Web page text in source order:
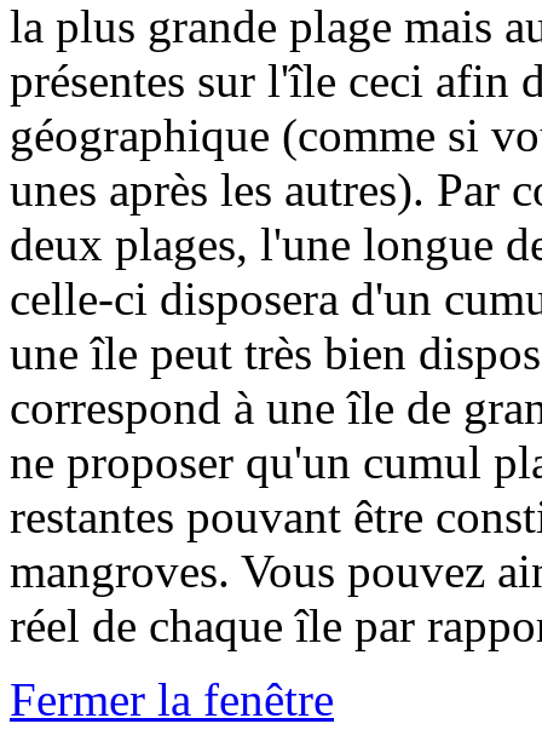
la plus grande plage mais
présentes sur l'île ceci afin
géographique (comme si
unes après les autres). Par
deux plages, l'une longue
celle-ci disposera d'un
une île peut très bien
correspond à une île de
ne proposer qu'un cumul
restantes pouvant être
mangroves. Vous pouvez
réel de chaque île par
Fermer la fenêtre